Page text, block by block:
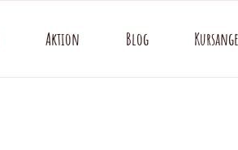
Aktion Blog